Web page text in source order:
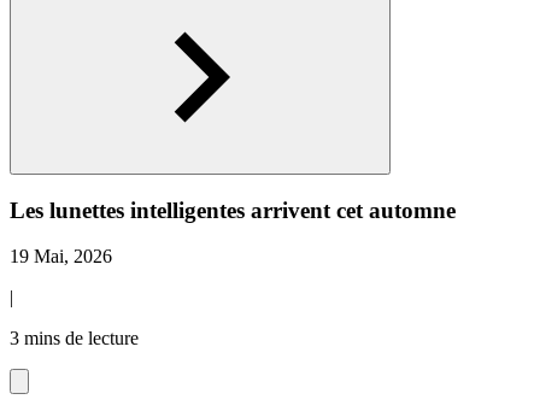
Les lunettes intelligentes arrivent cet automne
19 Mai, 2026
|
3 mins de lecture